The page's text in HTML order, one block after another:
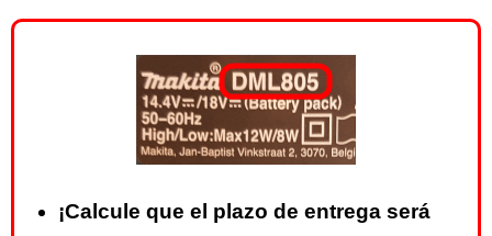
¡Calcule que el plazo de entrega será